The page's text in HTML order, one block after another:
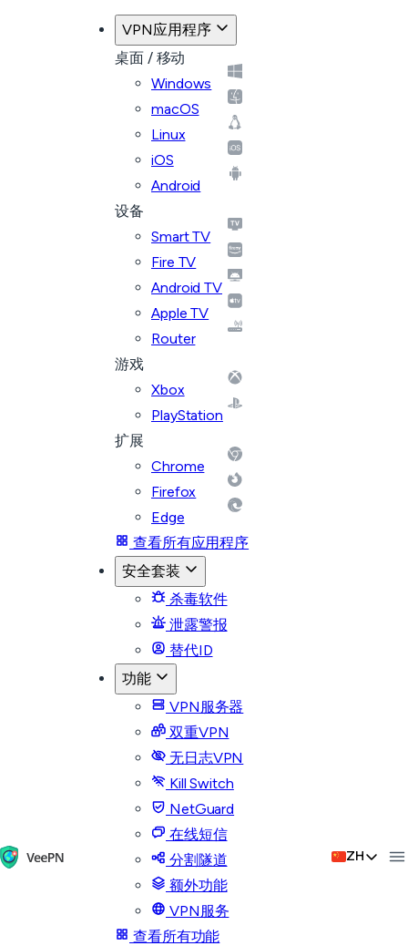
VPN应用程序
桌面 / 移动
Windows
macOS
Linux
iOS
Android
设备
Smart TV
Fire TV
Android TV
Apple TV
Router
游戏
Xbox
PlayStation
扩展
Chrome
Firefox
Edge
查看所有应用程序
安全套装
杀毒软件
泄露警报
替代ID
功能
VPN服务器
双重VPN
无日志VPN
Kill Switch
NetGuard
在线短信
分割隧道
额外功能
VPN服务
查看所有功能
ZH